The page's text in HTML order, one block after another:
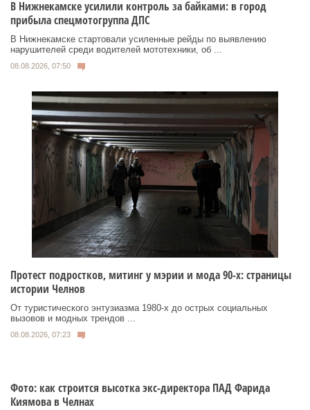
В Нижнекамске усилили контроль за байками: в город
прибыла спецмотогруппа ДПС
В Нижнекамске стартовали усиленные рейды по выявлению
нарушителей среди водителей мототехники, об ...
08.08.2026, 07:50
Протест подростков, митинг у мэрии и мода 90-х: страницы
истории Челнов
От туристического энтузиазма 1980‑х до острых социальных
вызовов и модных трендов ...
08.08.2026, 07:23
Фото: как строится высотка экс-директора ПАД Фарида
Киямова в Челнах